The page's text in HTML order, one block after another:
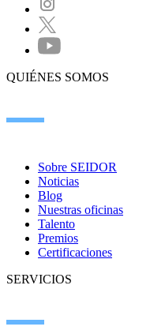
QUIÉNES SOMOS
Sobre SEIDOR
Noticias
Blog
Nuestras oficinas
Talento
Premios
Certificaciones
SERVICIOS